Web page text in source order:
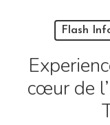
Flash
cœur de